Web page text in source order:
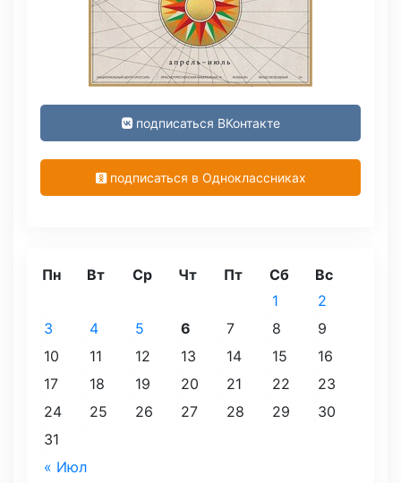
подписаться ВКонтакте
подписаться в Одноклассниках
Пн Вт Ср Чт Пт Сб Вс
« Июл
1
2
3
4 5 6 7 8
9
10
11 12 13 14 15
16
17
18 19 20 21 22
23
24
25 26 27 28 29
30
31